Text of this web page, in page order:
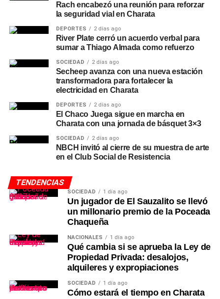
Rach encabezó una reunión para reforzar
la seguridad vial en Charata
DEPORTES 2 días ago
River Plate cerró un acuerdo verbal para
sumar a Thiago Almada como refuerzo
SOCIEDAD 2 días ago
Secheep avanza con una nueva estación
transformadora para fortalecer la
electricidad en Charata
DEPORTES 2 días ago
El Chaco Juega sigue en marcha en
Charata con una jornada de básquet 3×3
SOCIEDAD 2 días ago
NBCH invitó al cierre de su muestra de arte
en el Club Social de Resistencia
TENDENCIAS
SOCIEDAD 1 día ago
Un jugador de El Sauzalito se llevó
un millonario premio de la Poceada
Chaqueña
NACIONALES 1 día ago
Qué cambia si se aprueba la Ley de
Propiedad Privada: desalojos,
alquileres y expropiaciones
SOCIEDAD 1 día ago
Cómo estará el tiempo en Charata